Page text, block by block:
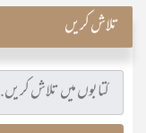
تلاش کریں